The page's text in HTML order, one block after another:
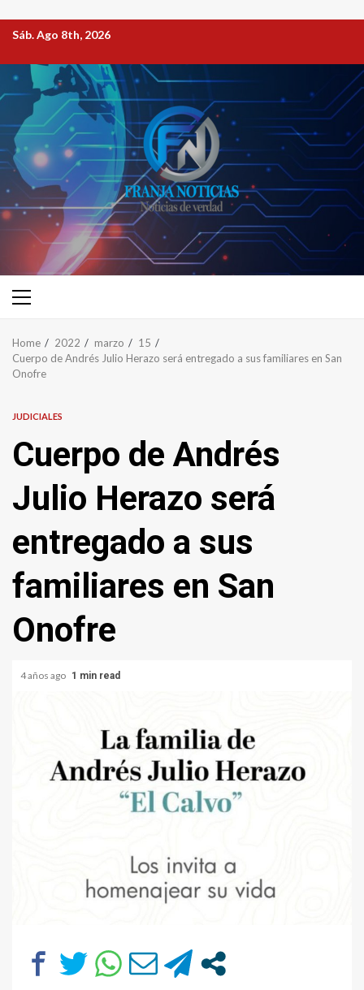
Sáb. Ago 8th, 2026
Home 2022 marzo
15
Cuerpo de Andrés Julio Herazo será entregado a sus familiares en San
Onofre
JUDICIALES
Cuerpo de Andrés
Julio Herazo será
entregado a sus
familiares en San
Onofre
4 años ago 1 min read